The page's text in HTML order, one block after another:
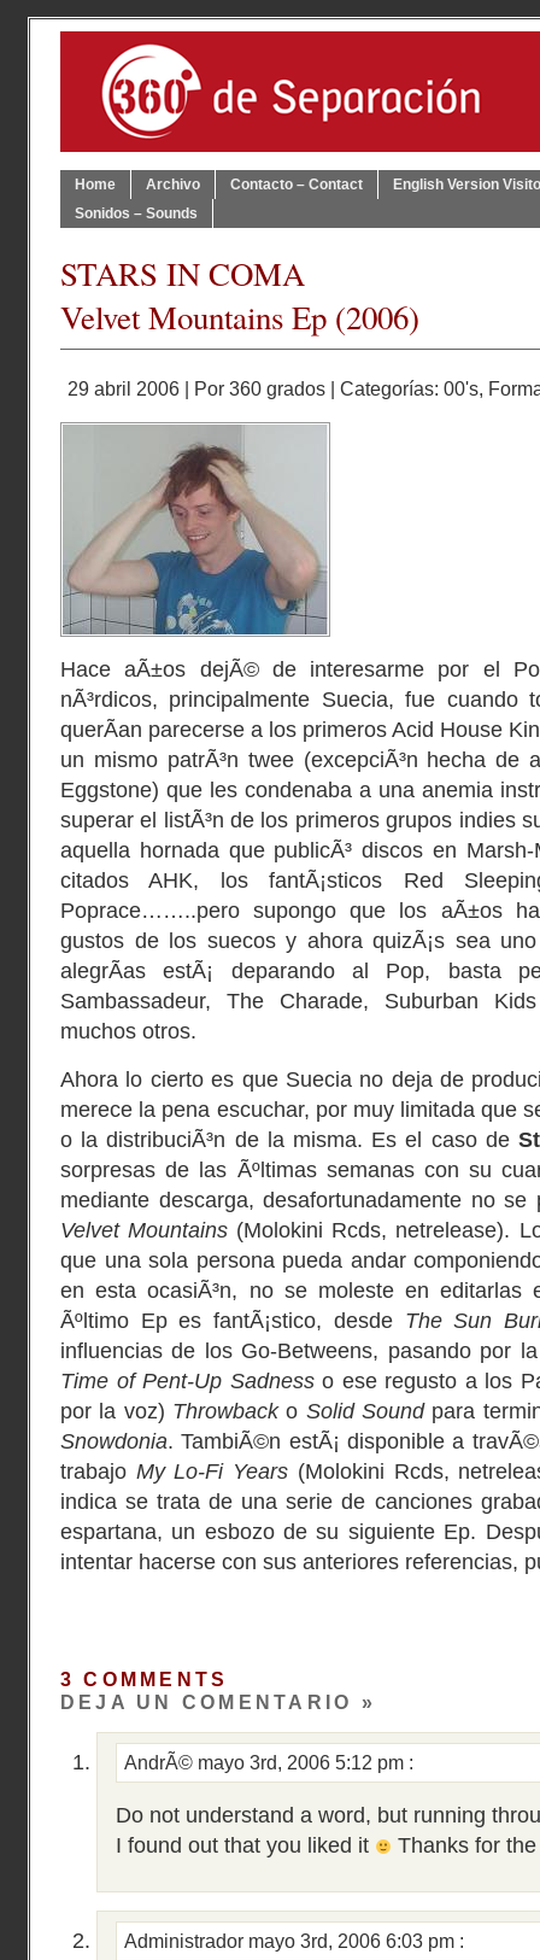
Home Archivo Contacto – Contact
English Version
Sonidos – Sounds
STARS IN COMA
Velvet Mountains Ep (2006)
29 abril 2006 | Por 360 grados | Categorías: 00's,
Hace aÃ±os dejÃ© de interesarme por el
nÃ³rdicos, principalmente Suecia, fue
querÃ­an parecerse a los primeros Acid House
un mismo patrÃ³n twee (excepciÃ³n hecha de
Eggstone) que les condenaba a una anemia
superar el listÃ³n de los primeros grupos indies
aquella hornada que publicÃ³ discos en Marsh-
citados AHK, los fantÃ¡sticos Red
Poprace……..pero supongo que los aÃ±os
gustos de los suecos y ahora quizÃ¡s sea
alegrÃ­as estÃ¡ deparando al Pop, basta
Sambassadeur, The Charade, Suburban
muchos otros.
Ahora lo cierto es que Suecia no deja de
merece la pena escuchar, por muy limitada que
o la distribuciÃ³n de la misma. Es el caso de
sorpresas de las Ãºltimas semanas con su
mediante descarga, desafortunadamente no
Velvet Mountains (Molokini Rcds, netrelease).
que una sola persona pueda andar
en esta ocasiÃ³n, no se moleste en editarlas
Ãºltimo Ep es fantÃ¡stico, desde The Sun
influencias de los Go-Betweens, pasando por
Time of Pent-Up Sadnesso ese regusto a los
por la voz) Throwbacko Solid Soundpara
Snowdonia. TambiÃ©n estÃ¡ disponible a
trabajo My Lo-Fi Years (Molokini Rcds,
indica se trata de una serie de canciones
espartana, un esbozo de su siguiente Ep.
intentar hacerse con sus anteriores referencias,
3 COMMENTS
DEJA UN COMENTARIO »
AndrÃ© mayo 3rd, 2006 5:12 pm :
Do not understand a word, but running
I found out that you liked it
Thanks for
Administrador mayo 3rd, 2006 6:03 pm :